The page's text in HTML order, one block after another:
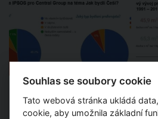
Souhlas se soubory cookie
Tato webová stránka ukládá
cookie, aby umožnila základní